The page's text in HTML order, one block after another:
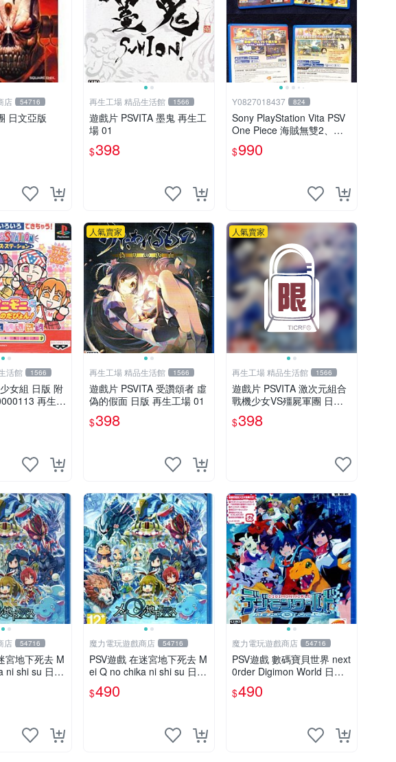
店 54716 再生工場 精品生活館 1566
遊戲片 PSVITA 墨鬼 再生工
場 01
$398
Y0827018437 824
Sony PlayStation Vita PSV
One Piece 海賊無雙2、海
賊無雙3 中文版
$990
活館 1566
女組 日版 附
再生工
人氣賣家
再生工場 精品生活館 1566
遊戲片 PSVITA 受讚頌者 虛
偽的假面 日版 再生工場 01
$398
人氣賣家
再生工場 精品生活館 1566
遊戲片 PSVITA 激次元組合
戰機少女VS殭屍軍團 日文
版 再生工場 01
$398
店 54716
宮地下死去 M
ni shi su 日文
板橋魔力】
魔力電玩遊戲商店 54716
PSV遊戲 在迷宮地下死去 M
ei Q no chika ni shi su 日文
亞版 【板橋魔力】
$490
魔力電玩遊戲商店 54716
PSV遊戲 數碼寶貝世界 next
0rder Digimon World 日文
日版 【板橋魔力】
$490